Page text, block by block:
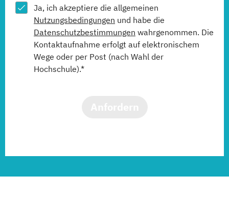
Ja, ich akzeptiere die allgemeinen
Nutzungsbedingungen und habe die
Datenschutzbestimmungen wahrgenommen. Die
Kontaktaufnahme erfolgt auf elektronischem
Wege oder per Post (nach Wahl der
Hochschule).*